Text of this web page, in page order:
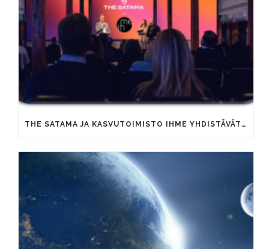
THE SATAMA JA KASVUTOIMISTO IHME YHDISTÄVÄT OSAAMISTAAN YRITYSTEN KAUPALLISEN KASVUN VAUHDITTAMISEKSI